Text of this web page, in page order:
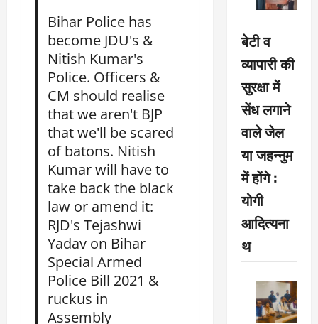
Bihar Police has
become JDU's &
Nitish Kumar's
Police. Officers &
CM should realise
that we aren't BJP
that we'll be scared
of batons. Nitish
Kumar will have to
take back the black
law or amend it:
RJD's Tejashwi
Yadav on Bihar
Special Armed
Police Bill 2021 &
ruckus in
Assembly
बेटी व
व्यापारी की
सुरक्षा में
सेंध लगाने
वाले जेल
या जहन्नुम
में होंगे :
योगी
आदित्यना
थ